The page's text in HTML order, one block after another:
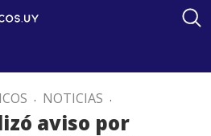
. NOTICIAS .
aviso por